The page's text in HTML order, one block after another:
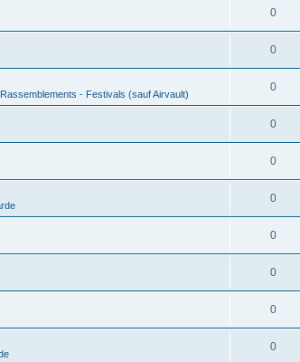
0
0
- Festivals (sauf Airvault)
0
0
0
0
0
0
0
0